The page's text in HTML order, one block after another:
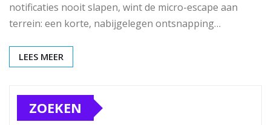
notificaties nooit slapen, wint de micro-escape aan
terrein: een korte, nabijgelegen ontsnapping…
LEES MEER
ZOEKEN